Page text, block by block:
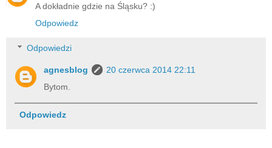
A dokładnie gdzie na Śląsku? :)
Odpowiedz
Odpowiedzi
agnesblog
20 czerwca 2014 22:11
Bytom.
Odpowiedz